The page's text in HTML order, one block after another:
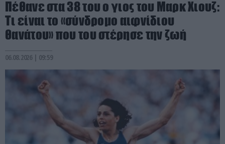
Πέθανε στα 38 του ο γιος του Μαρκ Χιουζ:
Τι είναι το «σύνδρομο αιφνίδιου
θανάτου» που του στέρησε την ζωή
06.08.2026 | 09:59